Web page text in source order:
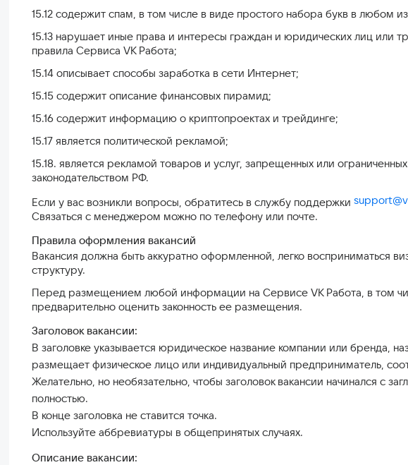
15.12 содержит спам, в том числе в виде простого набора букв в любом
15.13 нарушает иные права и интересы граждан и юридических лиц или
правила Сервиса VK Работа;
15.14 описывает способы заработка в сети Интернет;
15.15 содержит описание финансовых пирамид;
15.16 содержит информацию о криптопроектах и трейдинге;
15.17 является политической рекламой;
15.18. является рекламой товаров и услуг, запрещенных или
законодательством РФ.
Если у вас возникли вопросы, обратитесь в службу поддержки
Связаться с менеджером можно по телефону или почте.
Правила оформления вакансий
Вакансия должна быть аккуратно оформленной, легко восприниматься
структуру.
Перед размещением любой информации на Сервисе VK Работа, в том
предварительно оценить законность ее размещения.
Заголовок вакансии:
В заголовке указывается юридическое название компании или бренда,
размещает физическое лицо или индивидуальный предприниматель,
Желательно, но необязательно, чтобы заголовок вакансии начинался с
полностью.
В конце заголовка не ставится точка.
Используйте аббревиатуры в общепринятых случаях.
Описание вакансии: